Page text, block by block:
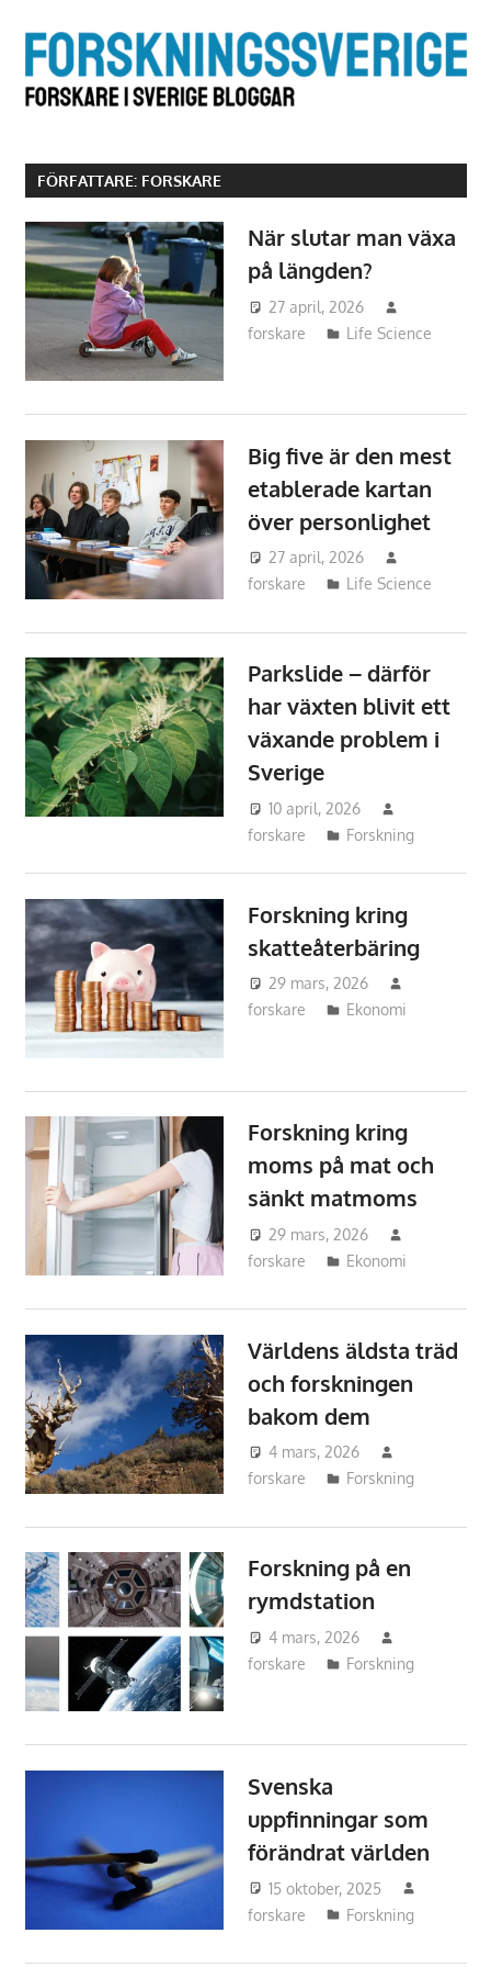
innehåll
FÖRFATTARE: FORSKARE
När slutar man växa
på längden?
27 april, 2026
forskare
Life Science
Big five är den mest
etablerade kartan
över personlighet
27 april, 2026
forskare
Life Science
Parkslide – därför
har växten blivit ett
växande problem i
Sverige
10 april, 2026
forskare
Forskning
Forskning kring
skatteåterbäring
29 mars, 2026
forskare
Ekonomi
Forskning kring
moms på mat och
sänkt matmoms
29 mars, 2026
forskare
Ekonomi
Världens äldsta träd
och forskningen
bakom dem
4 mars, 2026
forskare
Forskning
Forskning på en
rymdstation
4 mars, 2026
forskare
Forskning
Svenska
uppfinningar som
förändrat världen
15 oktober, 2025
forskare
Forskning